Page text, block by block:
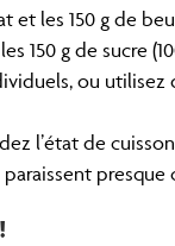
et les 150 g de
150 g de sucre
ou utilisez
l’état de